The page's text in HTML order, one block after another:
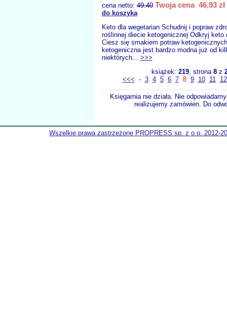
cena netto: 49.40 Twoja cena 46,93 zł
do koszyka
Keto dla wegetarian Schudnij i popraw
roślinnej diecie ketogenicznej Odkryj keto
Ciesz się smakiem potraw
ketogeniczna jest bardzo modna już od
niektórych... >>>
książek: 219, strona 8z
<<< - 3 4 5 6 7 8 9 10 11 12
Księgarnia nie działa. Nie
realizujemy zamówien. Do
Wszelkie prawa zastrzeżone PROPRESS sp. z o.o. 2012-